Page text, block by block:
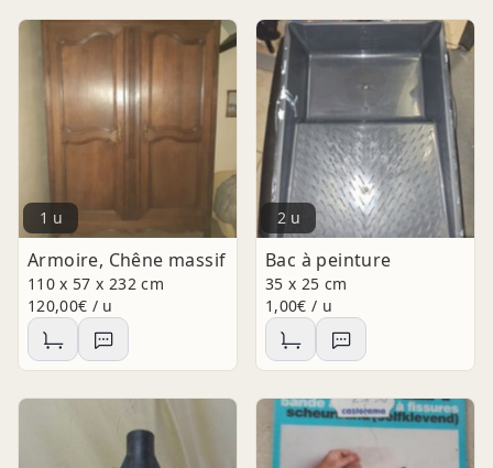
1 u
Armoire, Chêne massif
110 x 57 x 232 cm
120,00€ / u
2 u
Bac à peinture
35 x 25 cm
1,00€ / u